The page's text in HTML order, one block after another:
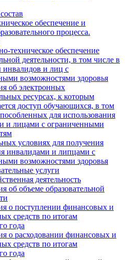
обеспечение и
процесса.
техническое обеспечение
деятельности, в том числе в
и лиц с
возможностями здоровья
об электронных
ресурсах, к которым
доступ обучающихся, в том
для использования
и лицами с ограниченными
условиях для получения
инвалидами и липцами с
возможностями здоровья
услуги
деятельность
об объеме образовательной
о поступлении финансовых и
средств по итогам
года
о расходовании финансовых и
средств по итогам
года